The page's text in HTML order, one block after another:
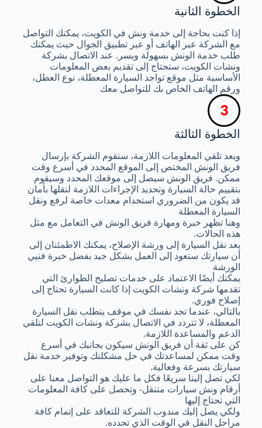
الخطوة الثانية
إذا كنت بحاجة إلى خدمة ونش في الكويت، يمكنك التواصل
مع الشركة عبر الهاتف أو عبر تطبيق الجوال حيث يمكنك
طلب خدمة الونش بسهولة ويسر. عند الاتصال بشركة
ونشات الكويت، ستحتاج إلى تقديم بعض المعلومات
الأساسية مثل موقع تواجد السيارة المعطلة، نوع العطل،
ورقم الهاتف الخاص بك للتواصل معك
الخطوة الثالثة
وبعد تلقي المعلومات اللازمة، ستقوم الشركة بإرسال
فريق الونش المختص إلى الموقع المحدد في أسرع وقت
ممكن. فريق الونش سيصل إلى موقعك المحدد وسيقوم
بتقييم حالة السيارة وتحديد الإجراءات اللازمة لنقلها بأمان
قد يكون من الضروري استخدام معدات خاصة لرفع ونقل
السيارة المعطلة
وهنا تظهر خبرة ومهارة فريق الونش في التعامل مع مثل
هذه الحالات.
بعد نقل السيارة إلى ورشة الإصلاح، يمكنك الاطمئنان إلى
أن سيارتك ستعود إلى العمل بشكل جيد بفضل خبرة فنيي
الورشة
يمكنك أيضًا الاعتماد على خدمات تصليح الطوارئ التي
تقدمها شركة ونشات الكويت إذا كانت السيارة تحتاج إلى
إصلاح فوري.
بالتالي، عندما تجد نفسك في موقف يتطلب نقل السيارة
المعطلة، لا تتردد في الاتصال بشركة ونشات الكويت لتلقي
الدعم والمساعدة اللازمة.
كن على ثقة أن فريق الونش سيكون بجانبك في أسرع
وقت ممكن لمساعدتك في حل مشكلتك وتوفير خدمة نقل
سيارتك بسرعة وفعالية.
لكي تصل إلينا سريعًا فكل ما عليك هو التواصل معنا على
أرقام ونش سيارات متنقل- وتحصل على كافة المعلومات
التي تحتاج إليها
ولكي يصل إليك مندوب الشركة للتعاقد على إتمام كافة
مراحل النقل في الوقت الذي تحدده.